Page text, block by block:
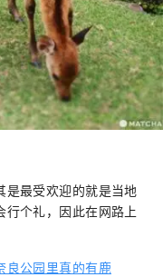
是最受欢迎的就是当地
个礼，因此在网路上
良公园里真的有鹿